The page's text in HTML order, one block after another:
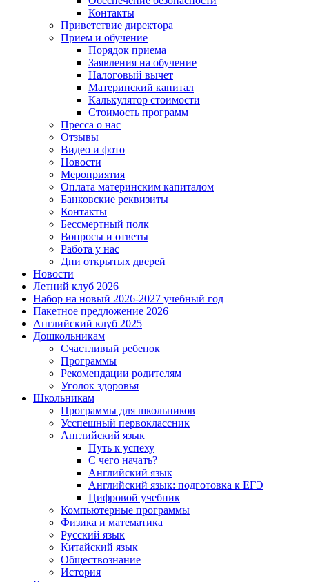
Контакты
Приветствие директора
Прием и обучение
Порядок приема
Заявления на обучение
Налоговый вычет
Материнский капитал
Калькулятор стоимости
Стоимость программ
Пресса о нас
Отзывы
Видео и фото
Новости
Мероприятия
Оплата материнским капиталом
Банковские реквизиты
Контакты
Бессмертный полк
Вопросы и ответы
Работа у нас
Дни открытых дверей
Новости
Летний клуб 2026
Набор на новый 2026-2027 учебный год
Пакетное предложение 2026
Английский клуб 2025
Дошкольникам
Счастливый ребенок
Программы
Рекомендации родителям
Уголок здоровья
Школьникам
Программы для школьников
Усспешный первоклассник
Английский язык
Путь к успеху
С чего начать?
Английский язык
Английский язык: подготовка к ЕГЭ
Цифровой учебник
Компьютерные программы
Физика и математика
Русский язык
Китайский язык
Обществознание
История